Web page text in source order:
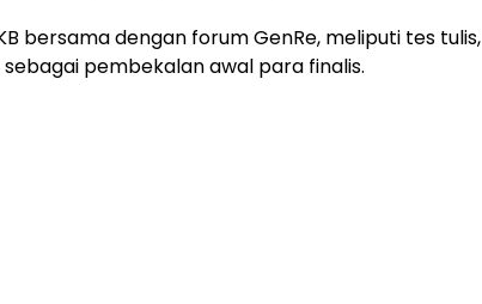
bersama dengan forum GenRe, meliputi tes tulis,
pembekalan awal para finalis.